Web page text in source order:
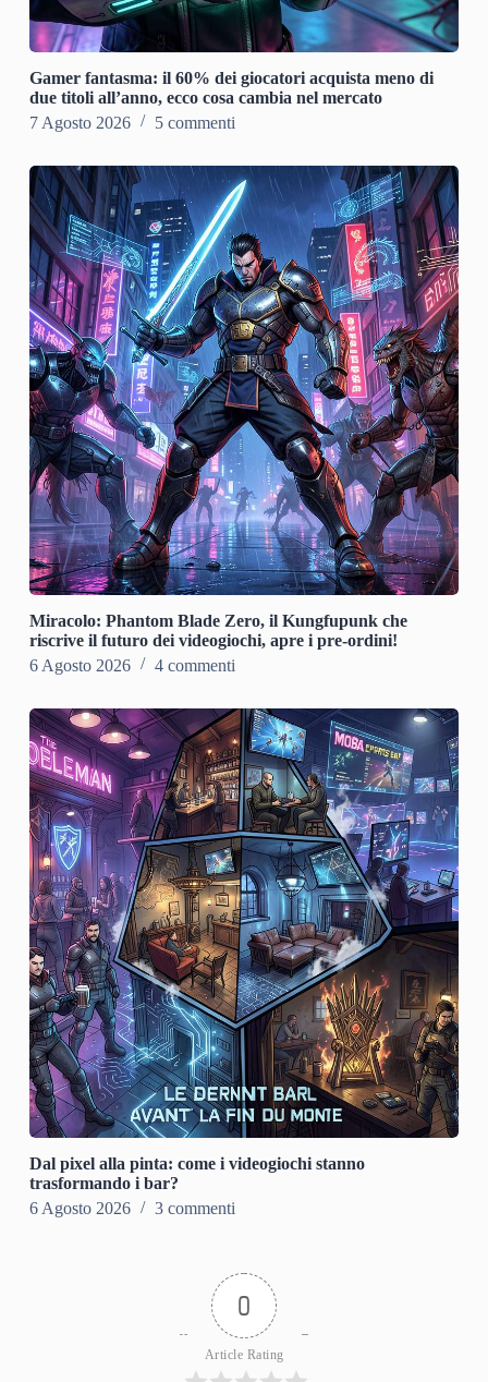
Gamer fantasma: il 60% dei giocatori acquista meno di
due titoli all’anno, ecco cosa cambia nel mercato
7 Agosto 2026
5 commenti
Miracolo: Phantom Blade Zero, il Kungfupunk che
riscrive il futuro dei videogiochi, apre i pre-ordini!
6 Agosto 2026
4 commenti
Dal pixel alla pinta: come i videogiochi stanno
trasformando i bar?
6 Agosto 2026
3 commenti
0
Article Rating